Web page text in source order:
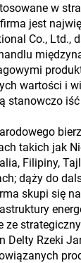
w
jest
Co., Ltd.,
wartości i
stanowczo
takich jak
Filipiny,
dąży do
skupi się
ze
Delty Rzeki